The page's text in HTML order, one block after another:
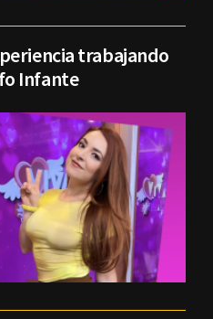
trabajando
Infante